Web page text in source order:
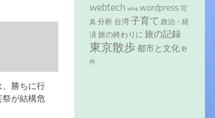
、勝ちに行
祭が結構危
webtech wine wordpress 写
真 分析 台湾子育て 政治・経
済 旅の終わりに 旅の記録
東京散歩 都市と文化 野
外